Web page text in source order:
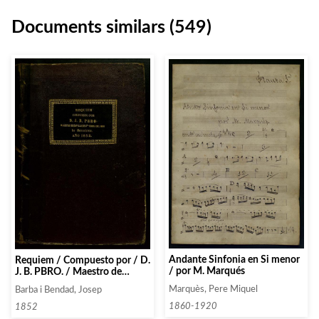
Documents similars (549)
Requiem / Compuesto por / D.
J. B. PBRO. / Maestro de
de Barcelona / Año 1852
Barba i Bendad, Josep
1852
Andante Sinfonia en Si menor
/ por M. Marqués
Marquès, Pere Miquel
1860-1920